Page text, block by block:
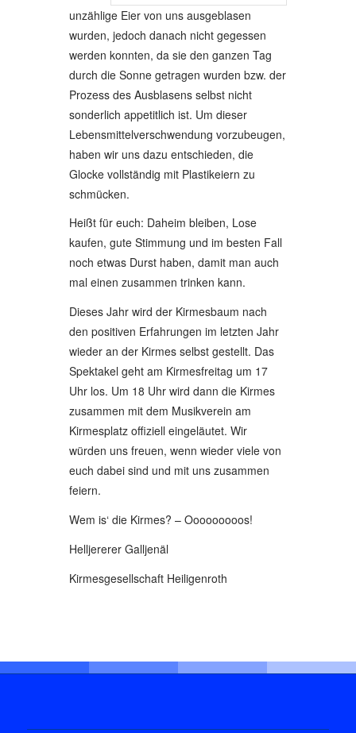
unzählige Eier von uns ausgeblasen
wurden, jedoch danach nicht gegessen
werden konnten, da sie den ganzen Tag
durch die Sonne getragen wurden bzw. der
Prozess des Ausblasens selbst nicht
sonderlich appetitlich ist. Um dieser
Lebensmittelverschwendung vorzubeugen,
haben wir uns dazu entschieden, die
Glocke vollständig mit Plastikeiern zu
schmücken.
Heißt für euch: Daheim bleiben, Lose
kaufen, gute Stimmung und im besten Fall
noch etwas Durst haben, damit man auch
mal einen zusammen trinken kann.
Dieses Jahr wird der Kirmesbaum nach
den positiven Erfahrungen im letzten Jahr
wieder an der Kirmes selbst gestellt. Das
Spektakel geht am Kirmesfreitag um 17
Uhr los. Um 18 Uhr wird dann die Kirmes
zusammen mit dem Musikverein am
Kirmesplatz offiziell eingeläutet. Wir
würden uns freuen, wenn wieder viele von
euch dabei sind und mit uns zusammen
feiern.
Wem is‘ die Kirmes? – Ooooooooos!
Helljererer Galljenäl
Kirmesgesellschaft Heiligenroth